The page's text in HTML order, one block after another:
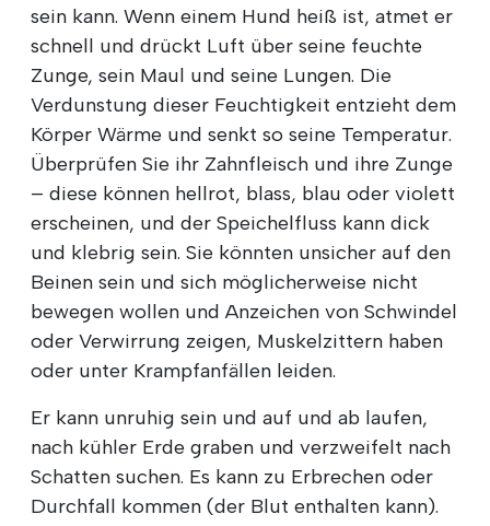
sein kann. Wenn einem Hund heiß ist, atmet er
schnell und drückt Luft über seine feuchte
Zunge, sein Maul und seine Lungen. Die
Verdunstung dieser Feuchtigkeit entzieht dem
Körper Wärme und senkt so seine Temperatur.
Überprüfen Sie ihr Zahnfleisch und ihre Zunge
– diese können hellrot, blass, blau oder violett
erscheinen, und der Speichelfluss kann dick
und klebrig sein. Sie könnten unsicher auf den
Beinen sein und sich möglicherweise nicht
bewegen wollen und Anzeichen von Schwindel
oder Verwirrung zeigen, Muskelzittern haben
oder unter Krampfanfällen leiden.
Er kann unruhig sein und auf und ab laufen,
nach kühler Erde graben und verzweifelt nach
Schatten suchen. Es kann zu Erbrechen oder
Durchfall kommen (der Blut enthalten kann).